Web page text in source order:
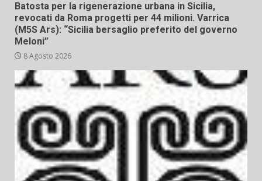
Batosta per la rigenerazione urbana in Sicilia,
revocati da Roma progetti per 44 milioni. Varrica
(M5S Ars): “Sicilia bersaglio preferito del governo
Meloni”
8 Agosto 2026